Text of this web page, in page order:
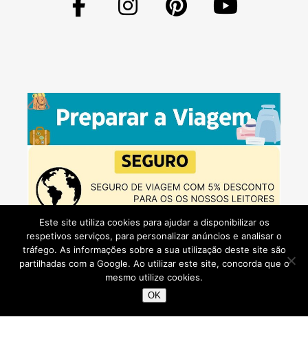
Este site utiliza cookies para ajudar a disponibilizar os
respetivos serviços, para personalizar anúncios e analisar o
tráfego. As informações sobre a sua utilização deste site são
partilhadas com a Google. Ao utilizar este site, concorda que o
mesmo utilize cookies.
OK